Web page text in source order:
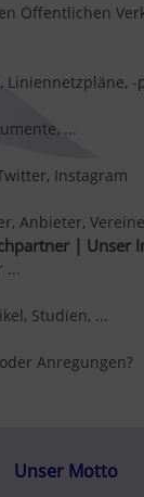
Öffentlichen
Liniennetzpläne, -
...
Instagram
Anbieter,
| Unser
...
Studien, ...
Anregungen?
Unser Motto